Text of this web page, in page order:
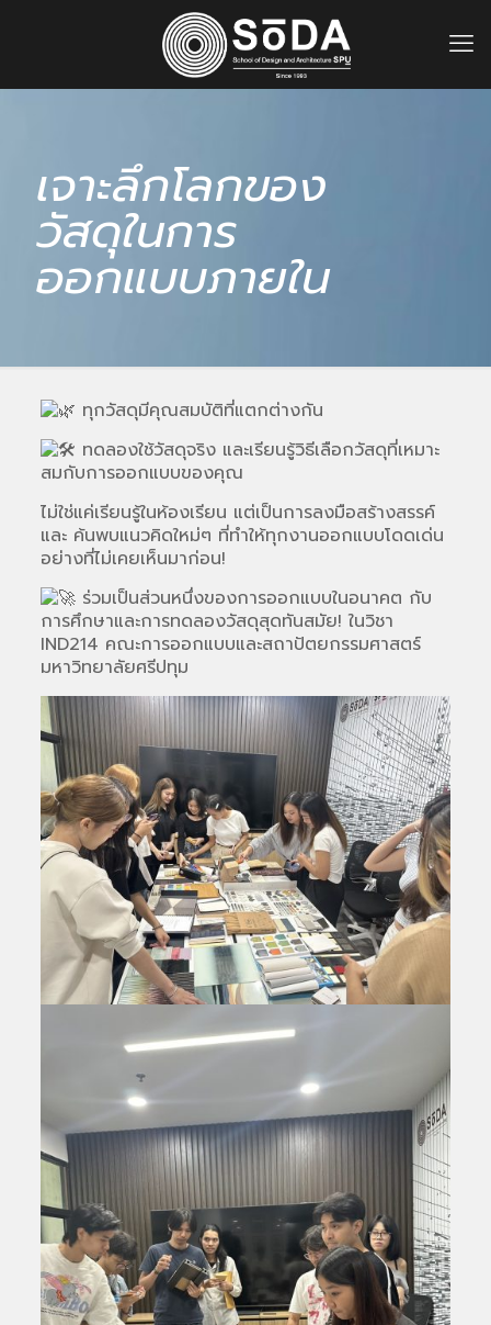
เจาะลึกโลกของ
วัสดุในการ
ออกแบบภายใน
ทุกวัสดุมีคุณสมบัติที่แตกต่างกัน
ทดลองใช้วัสดุจริง และเรียนรู้วิธีเลือกวัสดุที่เหมาะ
สมกับการออกแบบของคุณ
ไม่ใช่แค่เรียนรู้ในห้องเรียน แต่เป็นการลงมือสร้างสรรค์
และ ค้นพบแนวคิดใหม่ๆ ที่ทำให้ทุกงานออกแบบโดดเด่น
อย่างที่ไม่เคยเห็นมาก่อน!
ร่วมเป็นส่วนหนึ่งของการออกแบบในอนาคต กับ
การศึกษาและการทดลองวัสดุสุดทันสมัย! ในวิชา
IND214 คณะการออกแบบและสถาปัตยกรรมศาสตร์
มหาวิทยาลัยศรีปทุม